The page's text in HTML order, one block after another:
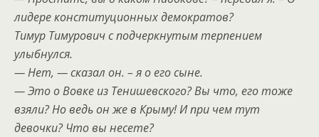
лидере конституционных демократов?
Тимур Тимурович с подчеркнутым терпением
улыбнулся.
— Нет, — сказал он. – я о его сыне.
— Это о Вовке из Тенишевского? Вы что, его тоже
взяли? Но ведь он же в Крыму! И при чем тут
девочки? Что вы несете?